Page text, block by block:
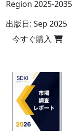
Region 2025-2035
出版日: Sep 2025
今すぐ購入